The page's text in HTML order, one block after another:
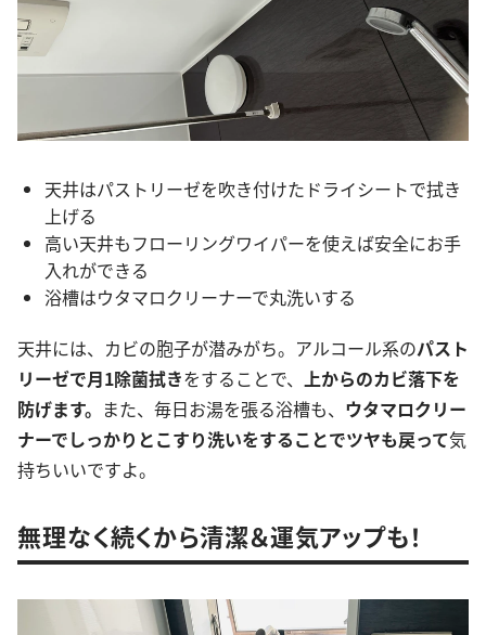
天井はパストリーゼを吹き付けたドライシートで拭き
上げる
高い天井もフローリングワイパーを使えば安全にお手
入れができる
浴槽はウタマロクリーナーで丸洗いする
天井には、カビの胞子が潜みがち。アルコール系のパスト
リーゼで月1除菌拭きをすることで、 上からのカビ落下を
防げます。 また、毎日お湯を張る浴槽も、 ウタマロクリー
ナーでしっかりとこすり洗いをすることでツヤも戻って気
持ちいいですよ。
無理なく続くから清潔＆運気アップも！